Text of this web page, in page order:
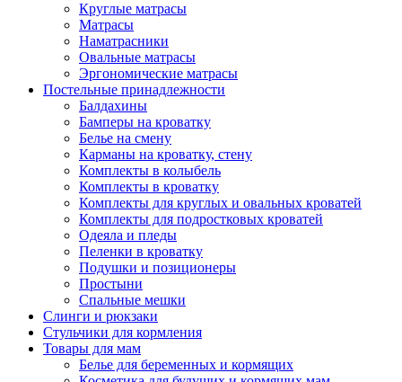
Круглые матрасы
Матрасы
Наматрасники
Овальные матрасы
Эргономические матрасы
Постельные принадлежности
Балдахины
Бамперы на кроватку
Белье на смену
Карманы на кроватку, стену
Комплекты в колыбель
Комплекты в кроватку
Комплекты для круглых и овальных кроватей
Комплекты для подростковых кроватей
Одеяла и пледы
Пеленки в кроватку
Подушки и позиционеры
Простыни
Спальные мешки
Слинги и рюкзаки
Стульчики для кормления
Товары для мам
Белье для беременных и кормящих